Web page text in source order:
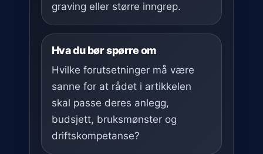
graving eller større inngrep.
Hva du bør spørre om
Hvilke forutsetninger må være
sanne for at rådet i artikkelen
skal passe deres anlegg,
budsjett, bruksmønster og
driftskompetanse?